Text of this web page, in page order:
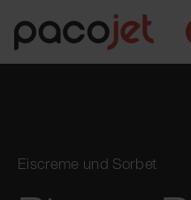
Eiscreme und Sorbet